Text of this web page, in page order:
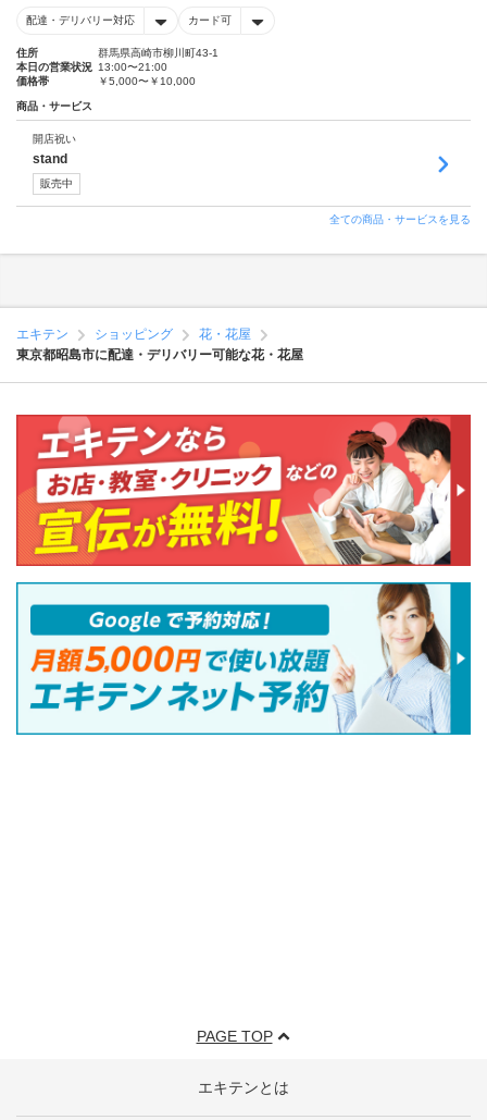
配達・デリバリー対応 カード可
住所
群馬県高崎市柳川町43-1
本日の営業状況 13:00〜21:00
価格帯
￥5,000〜￥10,000
商品・サービス
開店祝い
stand
販売中
全ての商品・サービスを見る
エキテン ショッピング
花・花屋
東京都昭島市に配達・デリバリー可能な花・花屋
PAGE TOP
エキテンとは